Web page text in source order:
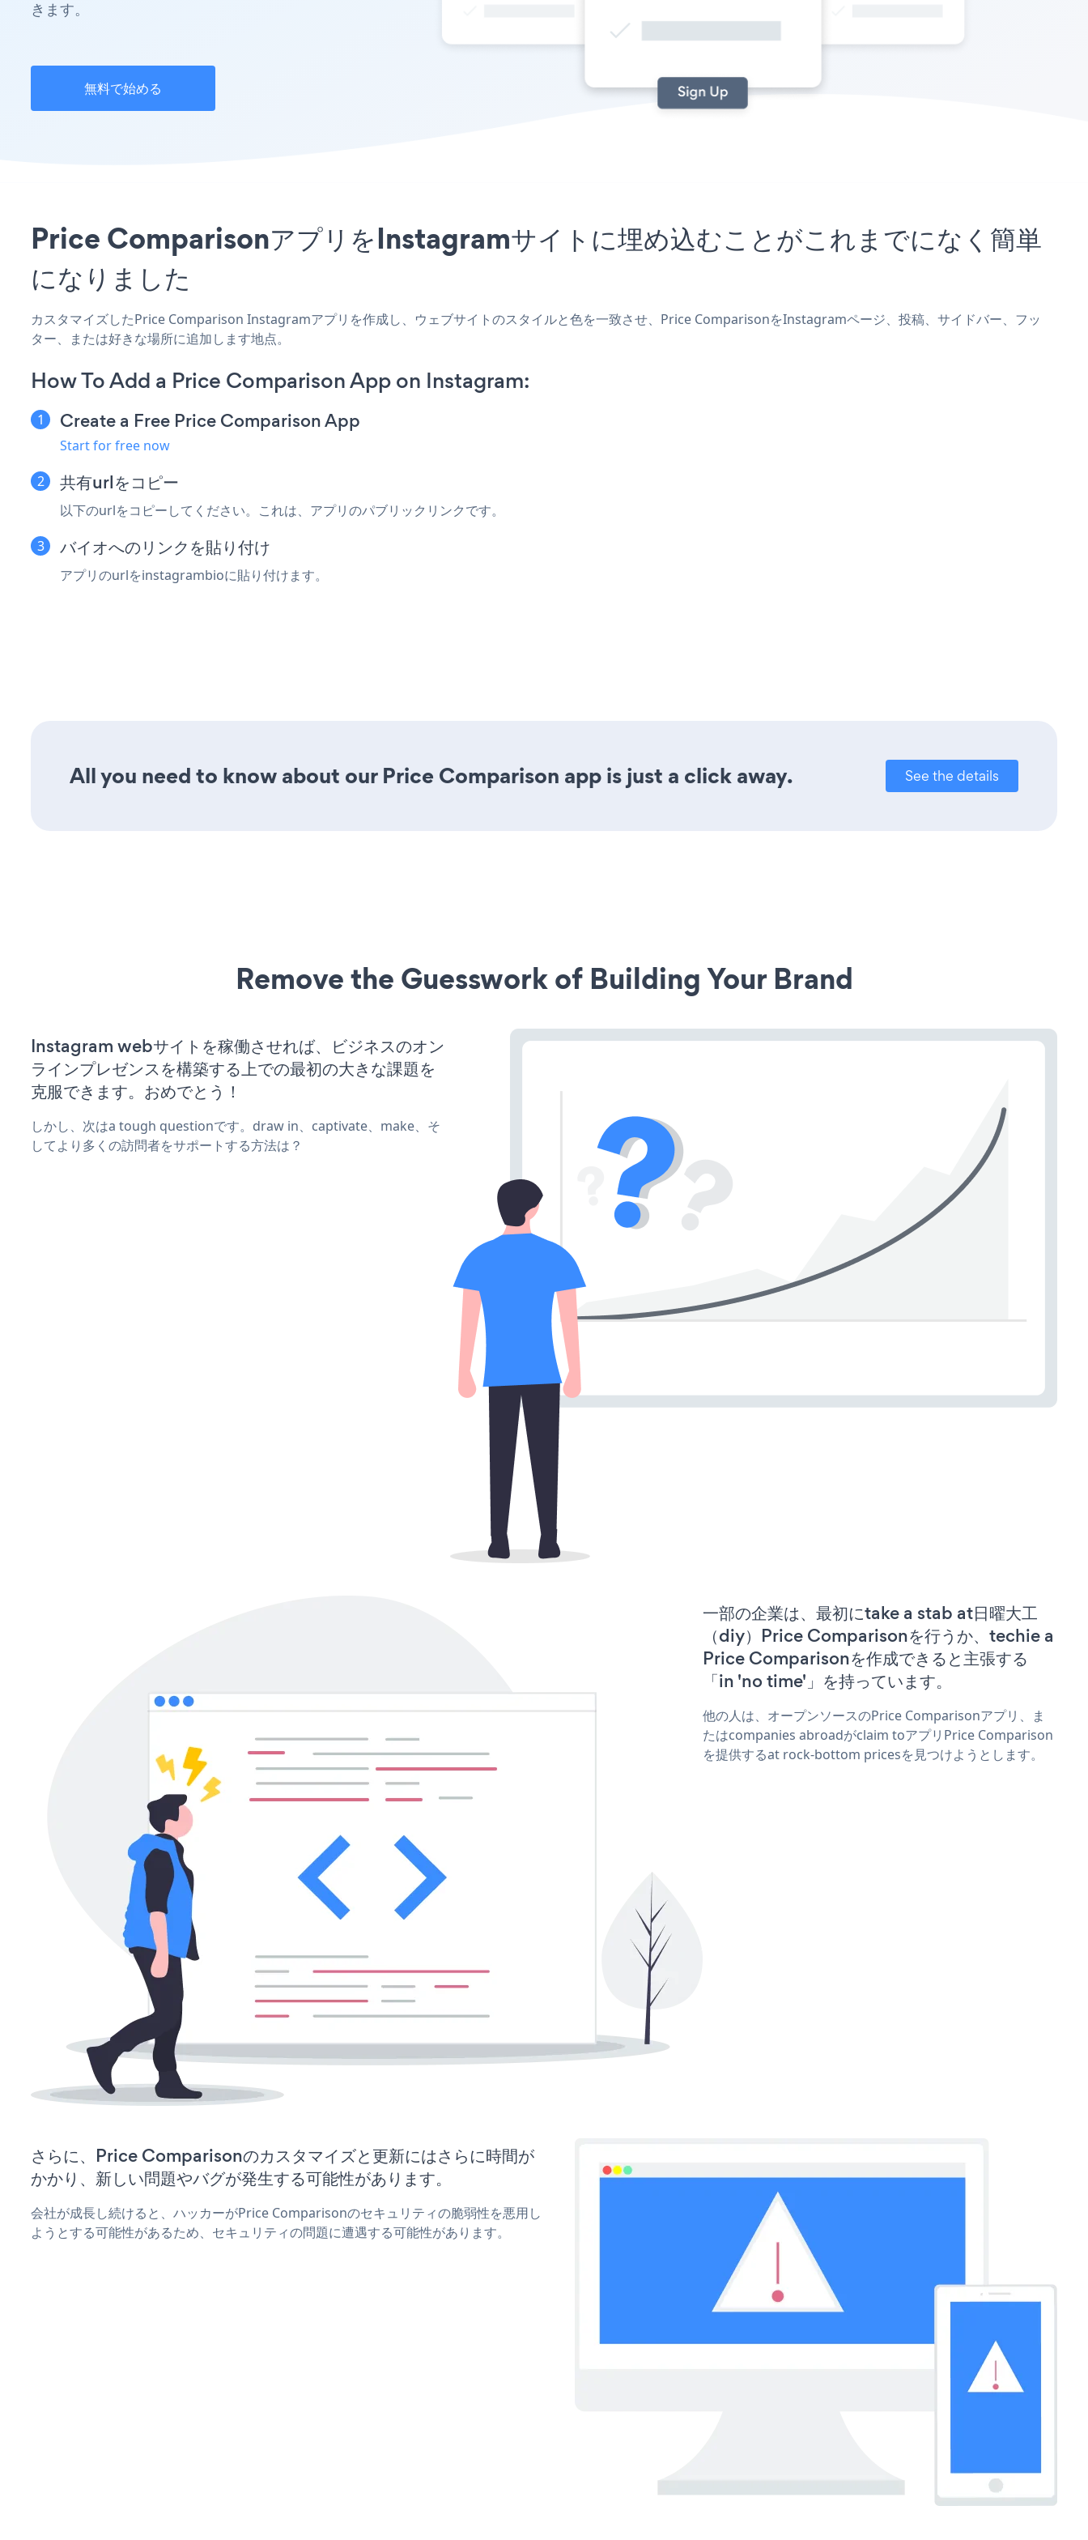
きます。
無料で始める
Price ComparisonアプリをInstagramサイトに埋め込むことがこれまでになく簡単
になりました
カスタマイズしたPrice Comparison Instagramアプリを作成し、ウェブサイトのスタイルと色を一致させ、Price ComparisonをInstagramページ、投稿、サイドバー、フッ
ター、または好きな場所に追加します地点。
How To Add a Price Comparison App on Instagram:
Create a Free Price Comparison App
Start for free now
共有urlをコピー
以下のurlをコピーしてください。これは、アプリのパブリックリンクです。
バイオへのリンクを貼り付け
アプリのurlをinstagrambioに貼り付けます。
All you need to know about our Price Comparison app is just a click away. See the details
Remove the Guesswork of Building Your Brand
Instagram webサイトを稼働させれば、ビジネスのオン
ラインプレゼンスを構築する上での最初の大きな課題を
克服できます。おめでとう！
しかし、次はa tough questionです。draw in、captivate、make、そ
してより多くの訪問者をサポートする方法は？
一部の企業は、最初にtake a stab at日曜大工
（diy）Price Comparisonを行うか、techie a
Price Comparisonを作成できると主張する
「in 'no time'」を持っています。
他の人は、オープンソースのPrice Comparisonアプリ、ま
たはcompanies abroadがclaim toアプリPrice Comparison
を提供するat rock-bottom pricesを見つけようとします。
さらに、Price Comparisonのカスタマイズと更新にはさらに時間が
かかり、新しい問題やバグが発生する可能性があります。
会社が成長し続けると、ハッカーがPrice Comparisonのセキュリティの脆弱性を悪用し
ようとする可能性があるため、セキュリティの問題に遭遇する可能性があります。